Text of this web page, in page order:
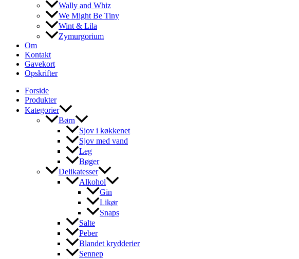
Wally and Whiz
We Might Be Tiny
Wint & Lila
Zymurgorium
Om
Kontakt
Gavekort
Opskrifter
Forside
Produkter
Kategorier
Børn
Sjov i køkkenet
Sjov med vand
Leg
Bøger
Delikatesser
Alkohol
Gin
Likør
Snaps
Salte
Peber
Blandet krydderier
Sennep